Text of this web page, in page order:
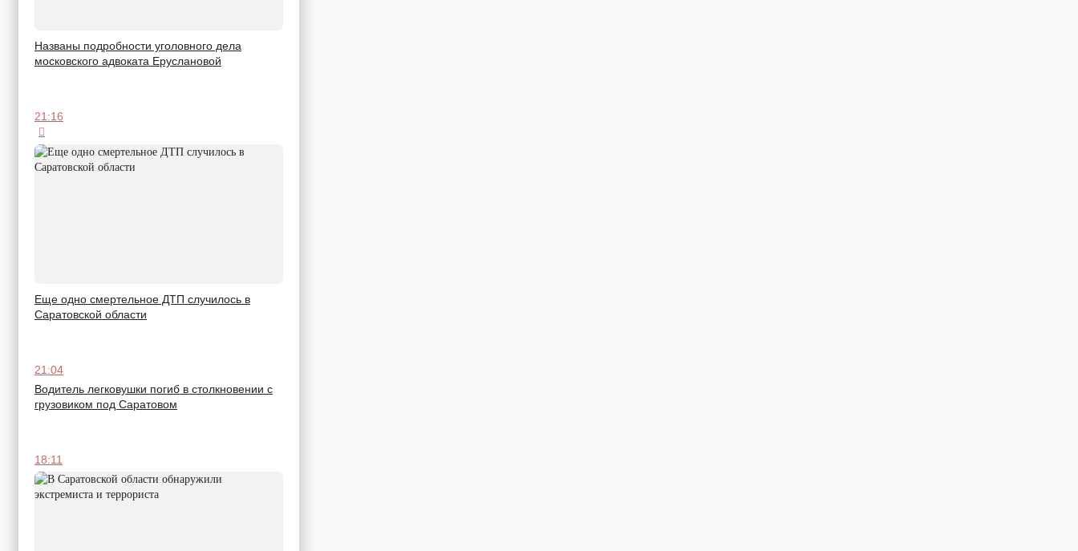
Названы подробности уголовного дела
московского адвоката Еруслановой
21:16
Еще одно смертельное ДТП случилось в
Саратовской области
21:04
Водитель легковушки погиб в столкновении с
грузовиком под Саратовом
18:11